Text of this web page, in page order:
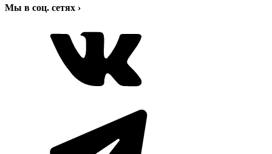
Мы в соц. сетях ›